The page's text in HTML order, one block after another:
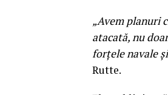
„Avem planuri
atacată, nu
forţele navale
Rutte.